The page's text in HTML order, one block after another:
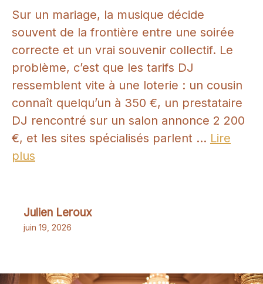
Sur un mariage, la musique décide
souvent de la frontière entre une soirée
correcte et un vrai souvenir collectif. Le
problème, c’est que les tarifs DJ
ressemblent vite à une loterie : un cousin
connaît quelqu’un à 350 €, un prestataire
DJ rencontré sur un salon annonce 2 200
€, et les sites spécialisés parlent ... Lire
plus
Julien Leroux
juin 19, 2026